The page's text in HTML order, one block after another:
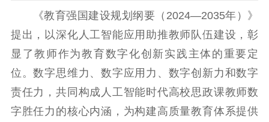
公示公告
通知公告 信息公开制度
信息公开指南
信息公开年度报
告
政策法规
工作动态
《教育强国建设规划纲要（2024—2035年）》
提出，以深化人工智能应用助推教师队伍建设，彰
显了教师作为教育数字化创新实践主体的重要定
位。数字思维力、数字应用力、数字创新力和数字
责任力，共同构成人工智能时代高校思政课教师数
字胜任力的核心内涵，为构建高质量教育体系提供